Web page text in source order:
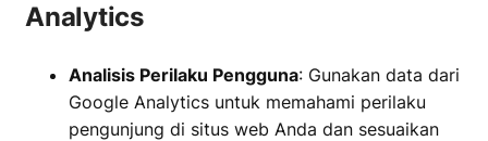
Analytics
Analisis Perilaku Pengguna: Gunakan data dari
Google Analytics untuk memahami perilaku
pengunjung di situs web Anda dan sesuaikan